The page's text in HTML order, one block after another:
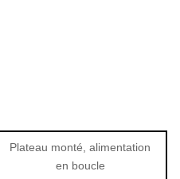
Plateau monté, alimentation
en boucle